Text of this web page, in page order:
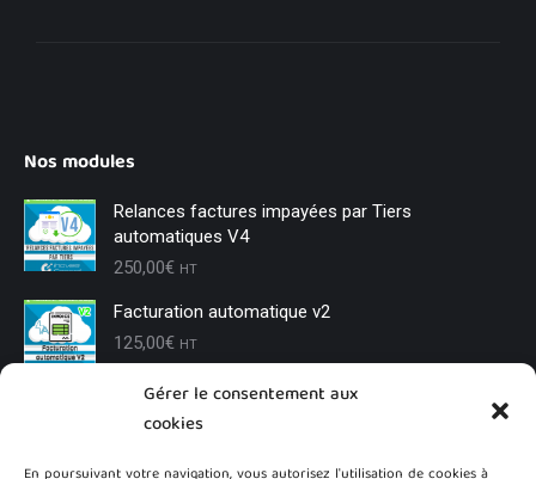
Gérer le consentement aux
cookies
Nos modules
Relances factures impayées par Tiers
automatiques V4
250,00€ HT
Facturation automatique v2
125,00€ HT
Changement de tiers